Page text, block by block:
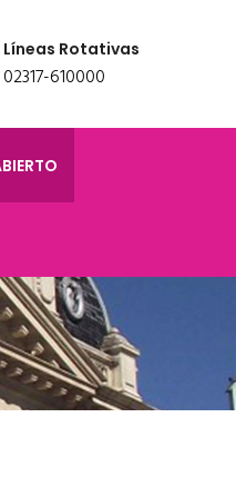
Líneas Rotativas
02317-610000